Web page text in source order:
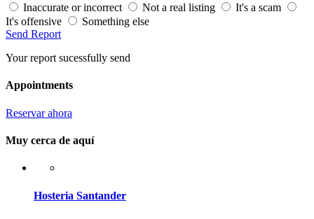
Inaccurate or incorrect Not a real listing
It's a scam
It's offensive
Something else
Send Report
Your report sucessfully send
Appointments
Reservar ahora
Muy cerca de aquí
Hosteria Santander